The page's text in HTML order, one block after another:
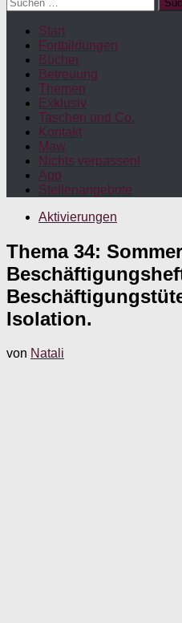
nach:
Start
Fortbildungen
Bücher
Betreuung
Themen
Exklusiv
Taschen und Co.
Kontakt
Maw
Nichts verpassen!
App
Stellenangebote
Aktivierungen
Thema 34:
Isolation.
von Natali